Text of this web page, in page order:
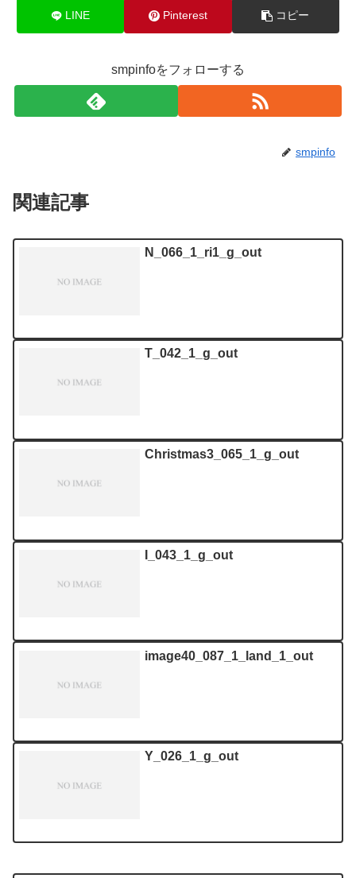
LINE Pinterest コピー
smpinfoをフォローする
smpinfo
関連記事
N_066_1_ri1_g_out
T_042_1_g_out
Christmas3_065_1_g_out
I_043_1_g_out
image40_087_1_land_1_out
Y_026_1_g_out